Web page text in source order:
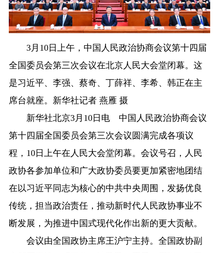
3月10日上午，中国人民政治协商会议第十四届
全国委员会第三次会议在北京人民大会堂闭幕。这
是习近平、李强、蔡奇、丁薛祥、李希、韩正在主
席台就座。新华社记者 燕雁 摄
新华社北京3月10日电 中国人民政治协商会议
第十四届全国委员会第三次会议圆满完成各项议
程，10日上午在人民大会堂闭幕。会议号召，人民
政协各参加单位和广大政协委员要更加紧密地团结
在以习近平同志为核心的中共中央周围，发扬优良
传统，担当政治责任，推动新时代人民政协事业不
断发展，为推进中国式现代化作出新的更大贡献。
会议由全国政协主席王沪宁主持。全国政协副